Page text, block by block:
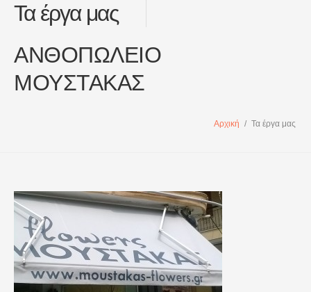
Τα έργα μας
ΑΝΘΟΠΩΛΕΙΟ
ΜΟΥΣΤΑΚΑΣ
Αρχική / Τα έργα μας